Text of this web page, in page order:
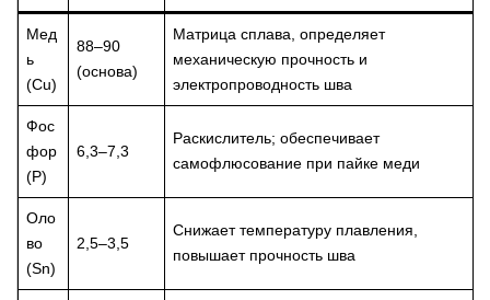
Мед
ь
(Cu)
88–90
(основа)
Матрица сплава, определяет
механическую прочность и
электропроводность шва
Фос
фор
(P)
6,3–7,3
Раскислитель; обеспечивает
самофлюсование при пайке меди
Оло
во
(Sn)
2,5–3,5
Снижает температуру плавления,
повышает прочность шва